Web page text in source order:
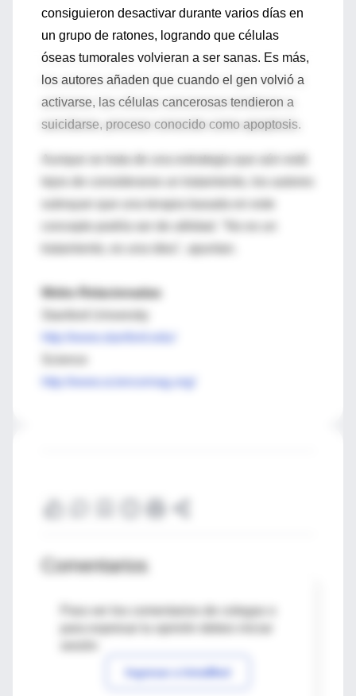
consiguieron desactivar durante varios días en
un grupo de ratones, logrando que células
óseas tumorales volvieran a ser sanas. Es más,
los autores añaden que cuando el gen volvió a
activarse, las células cancerosas tendieron a
suicidarse, proceso conocido como apoptosis.
Aunque se trata de una estrategia que aún está
subrayan que una terapia basada en este
tratamiento, es una idea", apuntan.
Webs Relacionadas
http://www.sciencemag.org/
Comentarios
Para ver los comentarios de colegas o
Ingresar a IntraMed